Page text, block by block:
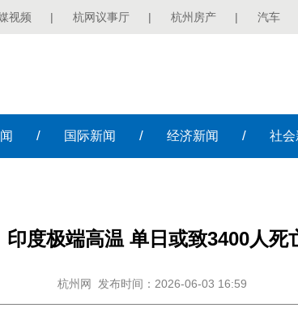
视频 | 杭网议事厅 | 杭州房产 | 汽车
/ 国际新闻 / 经济新闻 / 社会
印度极端高温 单日或致3400人死
杭州网 发布时间：2026-06-03 16:59